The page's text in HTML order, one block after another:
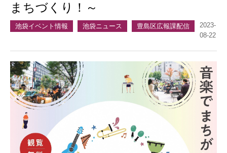
マイページ
ブックマーク
まちづくり！～
池袋イベント情報 池袋ニュース 豊島区広報課配信
2023-
08-22